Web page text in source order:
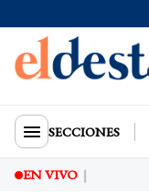
SECCIONES
EN VIVO